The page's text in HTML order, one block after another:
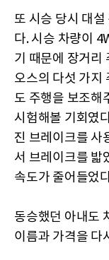
또 시승 당시 대
다. 시승 차량이
기 때문에 장거리
오스의 다섯 가지
도 주행을 보조해
시험해볼 기회였
진 브레이크를 사
서 브레이크를 밟
속도가 줄어들었
동승했던 아내도
이름과 가격을 다